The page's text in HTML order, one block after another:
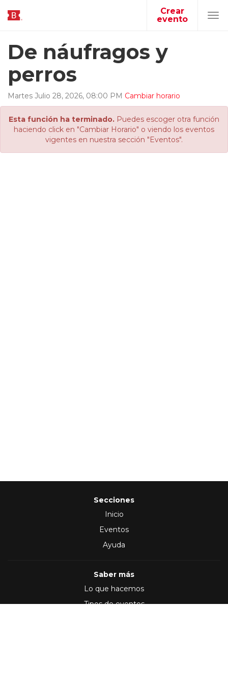
Crear
evento
De náufragos y
perros
Martes Julio 28, 2026, 08:00 PM Cambiar horario
Esta función ha terminado. Puedes escoger otra función
haciendo click en "Cambiar Horario" o viendo los eventos
vigentes en nuestra sección "Eventos".
Secciones
Inicio
Eventos
Ayuda
Saber más
Lo que hacemos
Tipos de eventos